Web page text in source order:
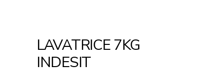
LAVATRICE 7KG
INDESIT